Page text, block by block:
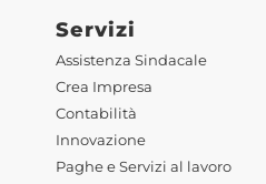
Servizi
Assistenza Sindacale
Crea Impresa
Contabilità
Innovazione
Paghe e Servizi al lavoro